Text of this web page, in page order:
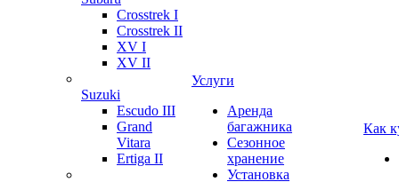
Crosstrek I
Crosstrek II
XV I
XV II
Suzuki
Escudo III
Grand
Vitara
Ertiga II
Услуги
Аренда
багажника
Сезонное
хранение
Установка
Как